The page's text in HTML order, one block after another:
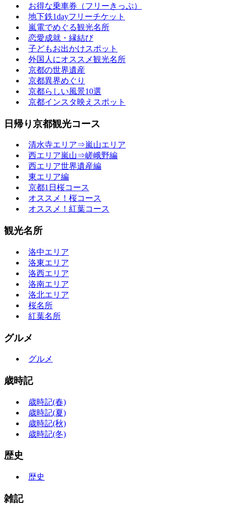
お得な乗車券（フリーきっぷ）
地下鉄1dayフリーチケット
嵐電でめぐる観光名所
恋愛成就・縁結び
子どもお出かけスポット
外国人にオススメ観光名所
京都の世界遺産
京都異界めぐり
京都らしい風景10選
京都インスタ映えスポット
日帰り京都観光コース
清水寺エリア⇒嵐山エリア
西エリア嵐山⇒嵯峨野編
西エリア世界遺産編
東エリア編
京都1日桜コース
オススメ！桜コース
オススメ！紅葉コース
観光名所
洛中エリア
洛東エリア
洛西エリア
洛南エリア
洛北エリア
桜名所
紅葉名所
グルメ
グルメ
歳時記
歳時記(春)
歳時記(夏)
歳時記(秋)
歳時記(冬)
歴史
歴史
雑記